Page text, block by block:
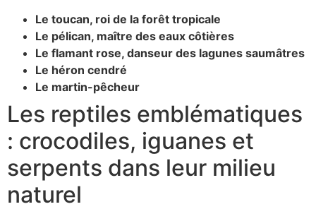
Le toucan, roi de la forêt tropicale
Le pélican, maître des eaux côtières
Le flamant rose, danseur des lagunes saumâtres
Le héron cendré
Le martin-pêcheur
Les reptiles emblématiques
: crocodiles, iguanes et
serpents dans leur milieu
naturel